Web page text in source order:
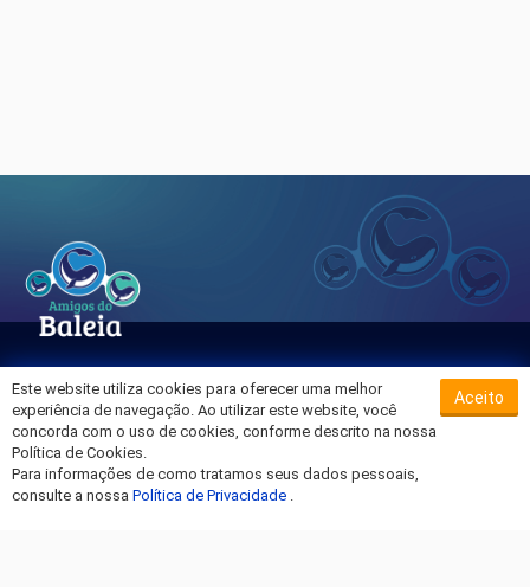
Sobre o Hospital da Baleia
Termos de Uso
Política de Privacidade
Entre em Contato
Este website utiliza cookies para oferecer uma melhor
experiência de navegação. Ao utilizar este website, você
concorda com o uso de cookies, conforme descrito na nossa
Política de Cookies.
Para informações de como tratamos seus dados pessoais,
consulte a nossa Política de Privacidade .
Aceito